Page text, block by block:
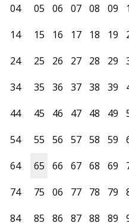
04 05 06 07 08 09
14
15 16 17 18 19
24
25 26 27 28 29
34
35 36 37 38 39
44
45 46 47 48 49
54
55 56 57 58 59
64
65 66 67 68 69
74
75 06 77 78 79
84
85 86 87 88 89